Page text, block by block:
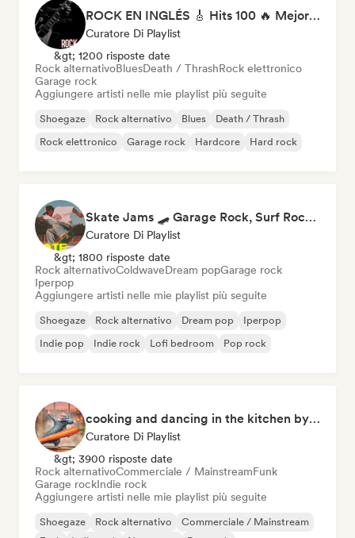
ROCK EN INGLÉS 🎸 Hits 100 🔥 Mejor Música Rock Internacional ·
Curatore Di Playlist
&gt; 1200 risposte date
Rock alternativoBluesDeath / ThrashRock elettronico
Garage rock
Aggiungere artisti nelle mie playlist più seguite
Shoegaze Rock alternativo Blues
Death / Thrash
Rock elettronico
Garage rock Hardcore Hard rock
Skate Jams 🛹 Garage Rock, Surf Rock & Neo-Psych
Curatore Di Playlist
&gt; 1800 risposte date
Rock alternativoColdwaveDream popGarage rock
Iperpop
Aggiungere artisti nelle mie playlist più seguite
Shoegaze Rock alternativo Dream pop
Iperpop
Indie pop
Indie rock Lofi bedroom Pop rock
cooking and dancing in the kitchen by Cookfy
Curatore Di Playlist
&gt; 3900 risposte date
Rock alternativoCommerciale / MainstreamFunk
Garage rockIndie rock
Aggiungere artisti nelle mie playlist più seguite
Shoegaze Rock alternativo
Commerciale / Mainstream